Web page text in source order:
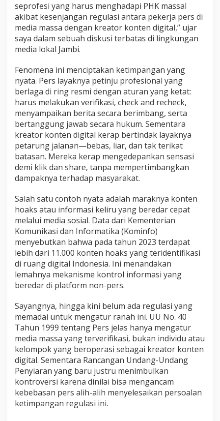
seprofesi yang harus menghadapi PHK massal
akibat kesenjangan regulasi antara pekerja pers di
media massa dengan kreator konten digital,” ujar
saya dalam sebuah diskusi terbatas di lingkungan
media lokal Jambi.
Fenomena ini menciptakan ketimpangan yang
nyata. Pers layaknya petinju profesional yang
berlaga di ring resmi dengan aturan yang ketat:
harus melakukan verifikasi, check and recheck,
menyampaikan berita secara berimbang, serta
bertanggung jawab secara hukum. Sementara
kreator konten digital kerap bertindak layaknya
petarung jalanan—bebas, liar, dan tak terikat
batasan. Mereka kerap mengedepankan sensasi
demi klik dan share, tanpa mempertimbangkan
dampaknya terhadap masyarakat.
Salah satu contoh nyata adalah maraknya konten
hoaks atau informasi keliru yang beredar cepat
melalui media sosial. Data dari Kementerian
Komunikasi dan Informatika (Kominfo)
menyebutkan bahwa pada tahun 2023 terdapat
lebih dari 11.000 konten hoaks yang teridentifikasi
di ruang digital Indonesia. Ini menandakan
lemahnya mekanisme kontrol informasi yang
beredar di platform non-pers.
Sayangnya, hingga kini belum ada regulasi yang
memadai untuk mengatur ranah ini. UU No. 40
Tahun 1999 tentang Pers jelas hanya mengatur
media massa yang terverifikasi, bukan individu atau
kelompok yang beroperasi sebagai kreator konten
digital. Sementara Rancangan Undang-Undang
Penyiaran yang baru justru menimbulkan
kontroversi karena dinilai bisa mengancam
kebebasan pers alih-alih menyelesaikan persoalan
ketimpangan regulasi ini.